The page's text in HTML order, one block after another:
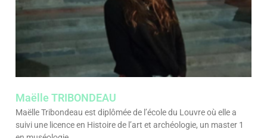
Maëlle TRIBONDEAU
Maëlle Tribondeau est diplômée de l’école du Louvre où elle a
suivi une licence en Histoire de l’art et archéologie, un master 1